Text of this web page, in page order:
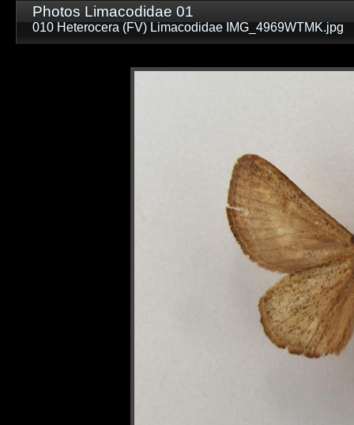
Photos Limacodidae 01
010 Heterocera (FV) Limacodidae IMG_4969WTMK.jpg